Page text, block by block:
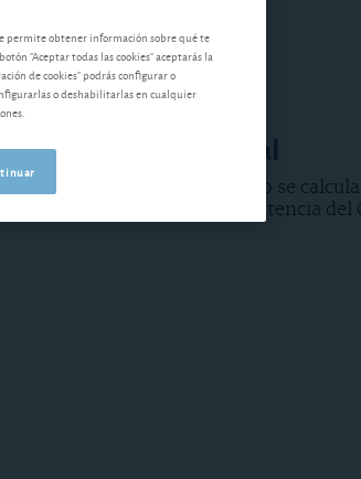
plusvalía municipal
paga la nueva plusvalía, cómo se
legal que ha seguido a la sentencia
permite obtener información sobre qué te
"Aceptar todas las cookies" aceptarás la
de cookies" podrás configurar o
o deshabilitarlas en cualquier